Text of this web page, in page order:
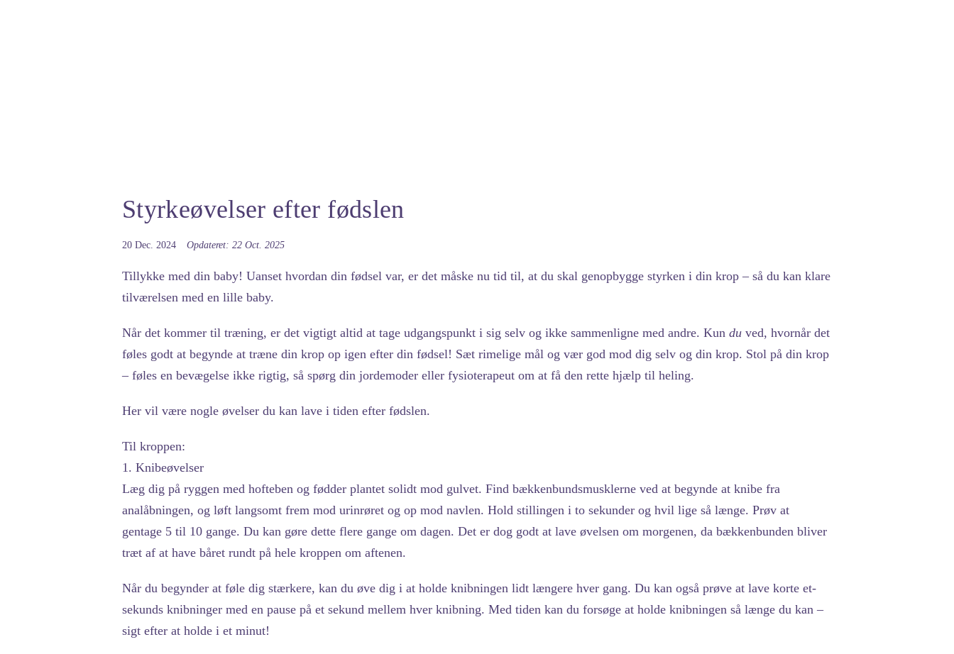
Styrkeøvelser efter fødslen
20 Dec. 2024 Opdateret: 22 Oct. 2025
Tillykke med din baby! Uanset hvordan din fødsel var, er det måske nu tid til, at du skal genopbygge styrken i din krop – så du kan klare
tilværelsen med en lille baby.
Når det kommer til træning, er det vigtigt altid at tage udgangspunkt i sig selv og ikke sammenligne med andre. Kun du ved, hvornår det
føles godt at begynde at træne din krop op igen efter din fødsel! Sæt rimelige mål og vær god mod dig selv og din krop. Stol på din krop
– føles en bevægelse ikke rigtig, så spørg din jordemoder eller fysioterapeut om at få den rette hjælp til heling.
Her vil være nogle øvelser du kan lave i tiden efter fødslen.
Til kroppen:
1. Knibeøvelser
Læg dig på ryggen med hofteben og fødder plantet solidt mod gulvet. Find bækkenbundsmusklerne ved at begynde at knibe fra
analåbningen, og løft langsomt frem mod urinrøret og op mod navlen. Hold stillingen i to sekunder og hvil lige så længe. Prøv at
gentage 5 til 10 gange. Du kan gøre dette flere gange om dagen. Det er dog godt at lave øvelsen om morgenen, da bækkenbunden bliver
træt af at have båret rundt på hele kroppen om aftenen.
Når du begynder at føle dig stærkere, kan du øve dig i at holde knibningen lidt længere hver gang. Du kan også prøve at lave korte et-
sekunds knibninger med en pause på et sekund mellem hver knibning. Med tiden kan du forsøge at holde knibningen så længe du kan –
sigt efter at holde i et minut!